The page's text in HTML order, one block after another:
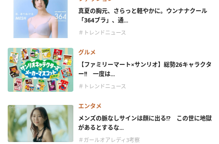
真夏の胸元、さらっと軽やかに。ウンナナクール
「364ブラ」、通...
＃トレンドニュース
グルメ
【ファミリーマート×サンリオ】総勢26キャラクタ
ー!! 一度は...
＃トレンドニュース
エンタメ
メンズの脈なしサインは顔に出る!? この世に地獄
があるとするな...
＃ガールオアレディ3考察